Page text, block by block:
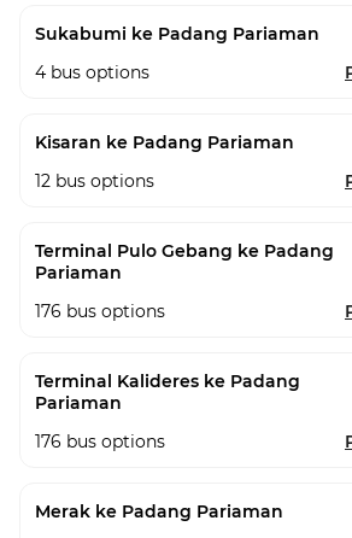
Sukabumi ke Padang Pariaman
4 bus options
Kisaran ke Padang Pariaman
12 bus options
Terminal Pulo Gebang ke Padang
Pariaman
176 bus options
Terminal Kalideres ke Padang
Pariaman
176 bus options
Merak ke Padang Pariaman